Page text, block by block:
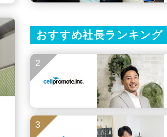
おすすめ社長ランキング
2
3